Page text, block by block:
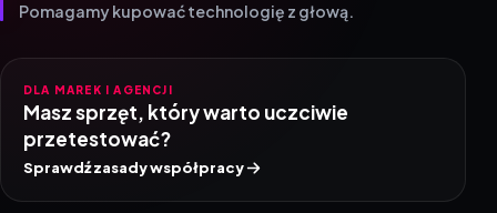
Pomagamy kupować technologię z głową.
DLA MAREK I AGENCJI
Masz sprzęt, który warto uczciwie
przetestować?
Sprawdź zasady współpracy